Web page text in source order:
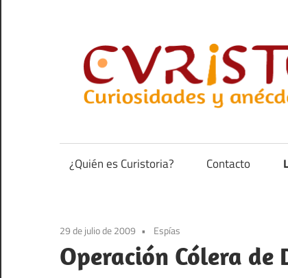
contenido
anécdotas
de
¿Quién es Curistoria? Contacto
29 de julio de 2009 Espías
Operación Cólera de